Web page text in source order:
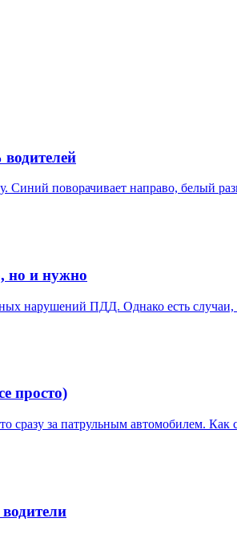
поворачивает направо, белый
но и нужно
нарушений ПДД. Однако есть случаи,
просто)
сразу за патрульным автомобилем. Как